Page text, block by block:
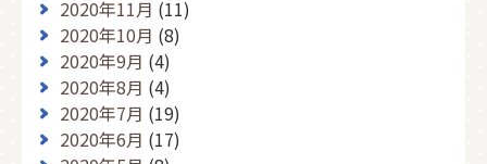
2020年11月 (11)
2020年10月 (8)
2020年9月 (4)
2020年8月 (4)
2020年7月 (19)
2020年6月 (17)